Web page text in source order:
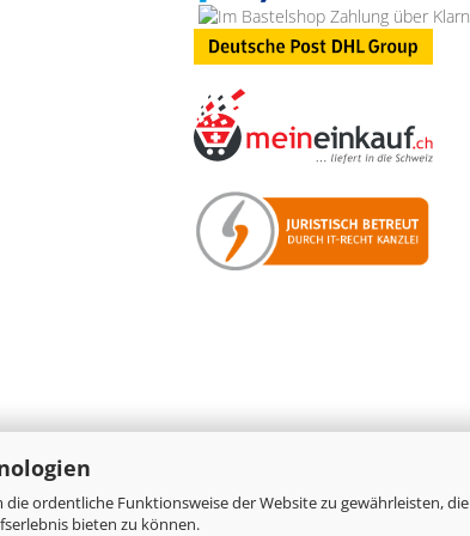
ordentliche Funktionsweise der Website zu gewährleisten, die
bieten zu können.
Online-Shopby Gambio.de © 2026